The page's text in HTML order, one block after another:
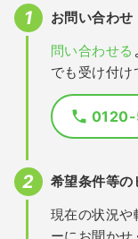
お問い合わせ
問い合わせる
でも受け付け
希望条件等の
現在の状況や
ーにお聞かせ